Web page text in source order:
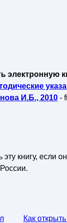
электронную
И.Б., 2010 -
книгу, если
Как